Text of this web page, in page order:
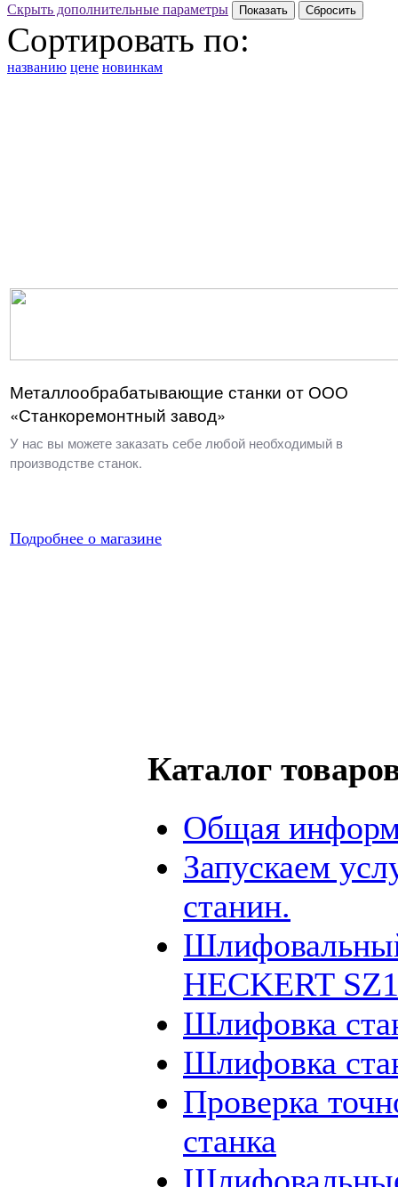
Скрыть дополнительные параметры
Сортировать по:
названию цене новинкам
Металлообрабатывающие станки от ООО
«Станкоремонтный завод»
У нас вы можете заказать себе любой необходимый в
производстве станок.
Подробнее о магазине
Каталог
Общая
Запускаем
станин.
HECKERT
Шлифовка
Шлифовка
Проверка
станка